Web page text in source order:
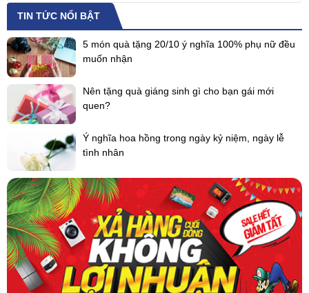
TIN TỨC NỔI BẬT
5 món quà tặng 20/10 ý nghĩa 100% phụ nữ đều
muốn nhận
Nên tặng quà giáng sinh gì cho bạn gái mới
quen?
Ý nghĩa hoa hồng trong ngày kỷ niệm, ngày lễ
tình nhân